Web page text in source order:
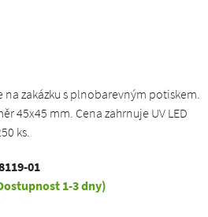
na zakázku s plnobarevným potiskem.
45x45 mm. Cena zahrnuje UV LED
ks.
01
1-3 dny)